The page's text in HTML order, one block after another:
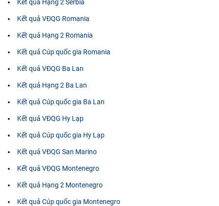
Kết quả Hạng 2 Serbia
Kết quả VĐQG Romania
Kết quả Hạng 2 Romania
Kết quả Cúp quốc gia Romania
Kết quả VĐQG Ba Lan
Kết quả Hạng 2 Ba Lan
Kết quả Cúp quốc gia Ba Lan
Kết quả VĐQG Hy Lạp
Kết quả Cúp quốc gia Hy Lạp
Kết quả VĐQG San Marino
Kết quả VĐQG Montenegro
Kết quả Hạng 2 Montenegro
Kết quả Cúp quốc gia Montenegro